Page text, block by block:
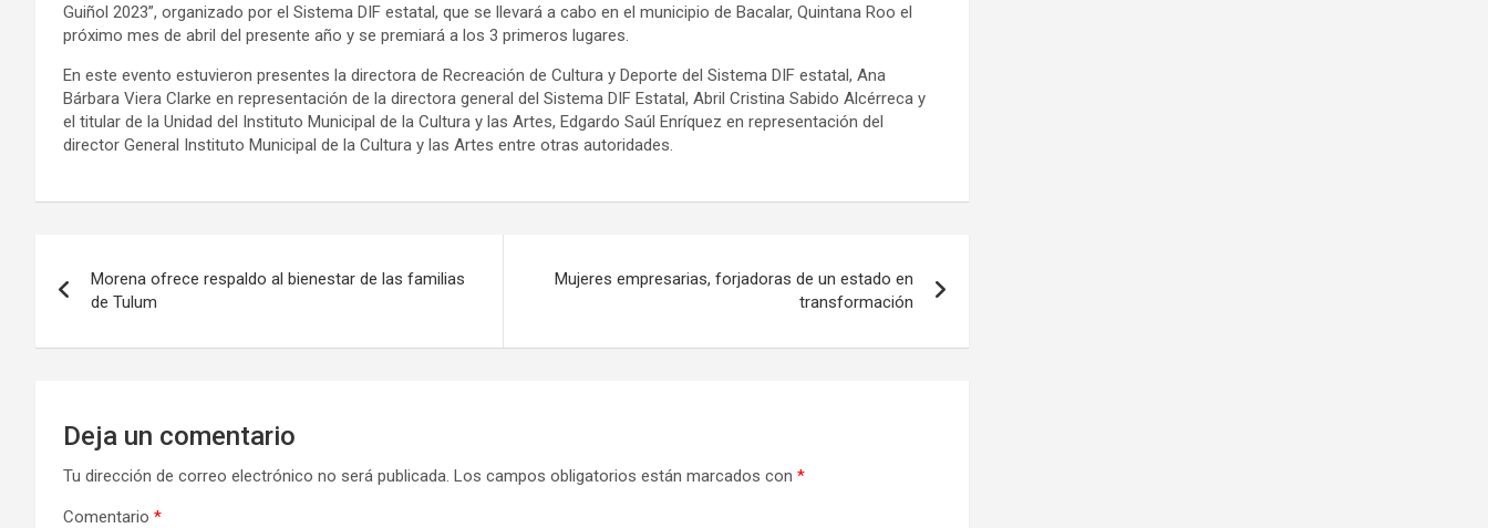
Guiñol 2023”, organizado por el Sistema DIF estatal, que se llevará a cabo en el municipio de Bacalar, Quintana Roo el
próximo mes de abril del presente año y se premiará a los 3 primeros lugares.
En este evento estuvieron presentes la directora de Recreación de Cultura y Deporte del Sistema DIF estatal, Ana
Bárbara Viera Clarke en representación de la directora general del Sistema DIF Estatal, Abril Cristina Sabido Alcérreca y
el titular de la Unidad del Instituto Municipal de la Cultura y las Artes, Edgardo Saúl Enríquez en representación del
director General Instituto Municipal de la Cultura y las Artes entre otras autoridades.
de
entradas
Morena ofrece respaldo al bienestar de las familias
de Tulum
Mujeres empresarias, forjadoras de un estado en
transformación
Deja un comentario
Tu dirección de correo electrónico no será publicada. Los campos obligatorios están marcados con *
Comentario *